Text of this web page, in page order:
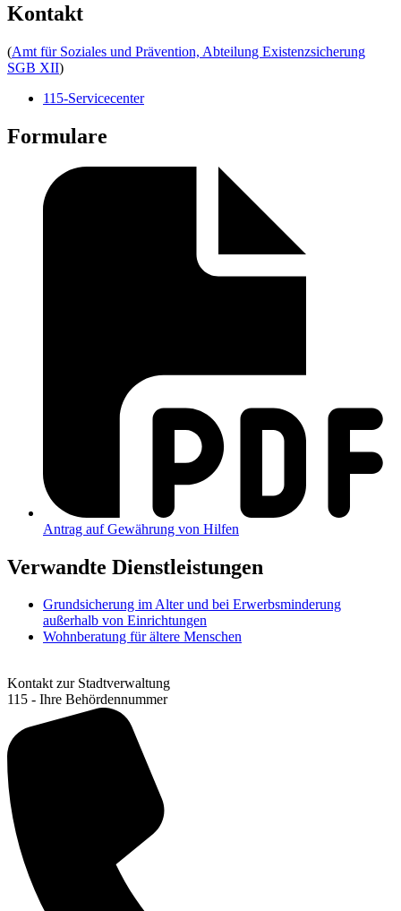
Kontakt
(Amt für Soziales und Prävention, Abteilung Existenzsicherung
SGB XII)
115-Servicecenter
Formulare
Antrag auf Gewährung von Hilfen
Verwandte Dienstleistungen
Grundsicherung im Alter und bei Erwerbsminderung
außerhalb von Einrichtungen
Wohnberatung für ältere Menschen
Kontakt zur Stadtverwaltung
115 - Ihre Behördennummer